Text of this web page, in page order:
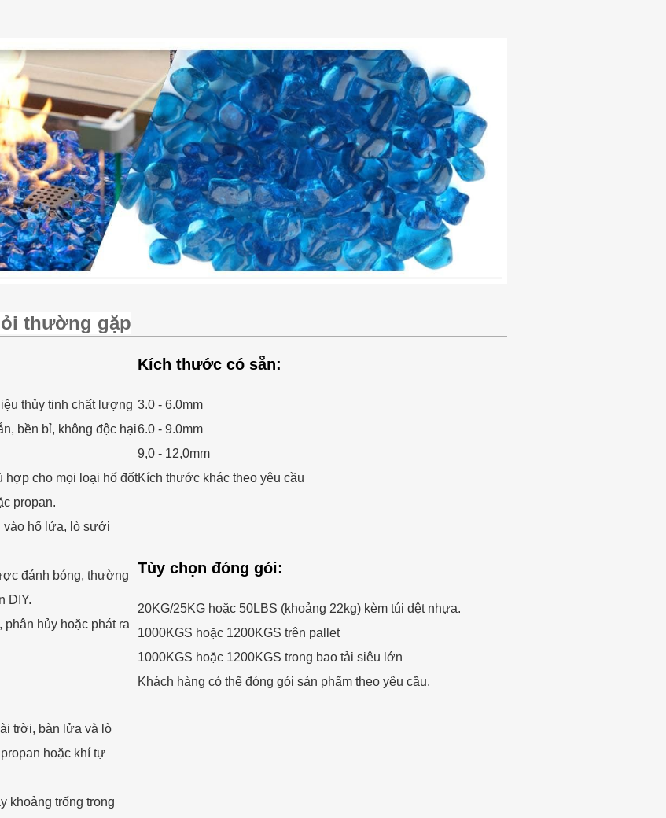
thường gặp
thủy tinh chất lượng
bền bỉ, không độc hại
hợp cho mọi loại hố đốt
propan.
vào hố lửa, lò sưởi
đánh bóng, thường
DIY.
phân hủy hoặc phát ra
trời, bàn lửa và lò
hoặc khí tự
khoảng trống trong
Kích thước có sẵn:
3.0 - 6.0mm
6.0 - 9.0mm
9,0 - 12,0mm
Kích thước khác theo yêu cầu
Tùy chọn đóng gói:
20KG/25KG hoặc 50LBS (khoảng 22kg) kèm túi dệt nhựa.
1000KGS hoặc 1200KGS trên pallet
1000KGS hoặc 1200KGS trong bao tải siêu lớn
Khách hàng có thể đóng gói sản phẩm theo yêu cầu.